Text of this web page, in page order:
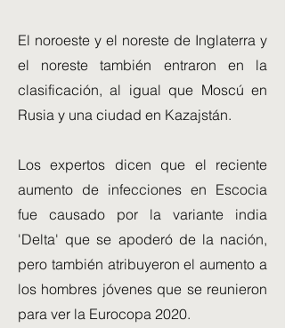
El noroeste y el noreste de Inglaterra y
el noreste también entraron en la
clasificación, al igual que Moscú en
Rusia y una ciudad en Kazajstán.
Los expertos dicen que el reciente
aumento de infecciones en Escocia
fue causado por la variante india
'Delta' que se apoderó de la nación,
pero también atribuyeron el aumento a
los hombres jóvenes que se reunieron
para ver la Eurocopa 2020.